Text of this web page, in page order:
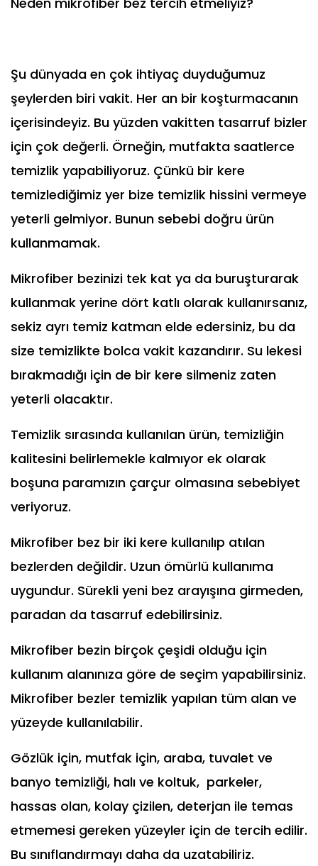
Şu dünyada en çok ihtiyaç duyduğumuz
şeylerden biri vakit. Her an bir koşturmacanın
içerisindeyiz. Bu yüzden vakitten tasarruf bizler
için çok değerli. Örneğin, mutfakta saatlerce
temizlik yapabiliyoruz. Çünkü bir kere
temizlediğimiz yer bize temizlik hissini vermeye
yeterli gelmiyor. Bunun sebebi doğru ürün
kullanmamak.
Mikrofiber bezinizi tek kat ya da buruşturarak
kullanmak yerine dört katlı olarak kullanırsanız,
sekiz ayrı temiz katman elde edersiniz, bu da
size temizlikte bolca vakit kazandırır. Su lekesi
bırakmadığı için de bir kere silmeniz zaten
yeterli olacaktır.
Temizlik sırasında kullanılan ürün, temizliğin
kalitesini belirlemekle kalmıyor ek olarak
boşuna paramızın çarçur olmasına sebebiyet
veriyoruz.
Mikrofiber bez bir iki kere kullanılıp atılan
bezlerden değildir. Uzun ömürlü kullanıma
uygundur. Sürekli yeni bez arayışına girmeden,
paradan da tasarruf edebilirsiniz.
Mikrofiber bezin birçok çeşidi olduğu için
kullanım alanınıza göre de seçim yapabilirsiniz.
Mikrofiber bezler temizlik yapılan tüm alan ve
yüzeyde kullanılabilir.
Gözlük için, mutfak için, araba, tuvalet ve
banyo temizliği, halı ve koltuk, parkeler,
hassas olan, kolay çizilen, deterjan ile temas
etmemesi gereken yüzeyler için de tercih edilir.
Bu sınıflandırmayı daha da uzatabiliriz.